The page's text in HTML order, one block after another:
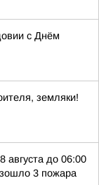
с Днём
земляки!
августа до 06:00
3 пожара